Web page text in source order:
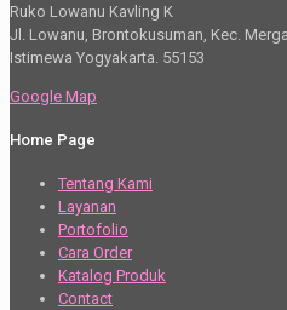
Ruko Lowanu Kavling K
Jl. Lowanu, Brontokusuman, Kec.
Istimewa Yogyakarta. 55153
Google Map
Home Page
Tentang Kami
Layanan
Portofolio
Cara Order
Katalog Produk
Contact